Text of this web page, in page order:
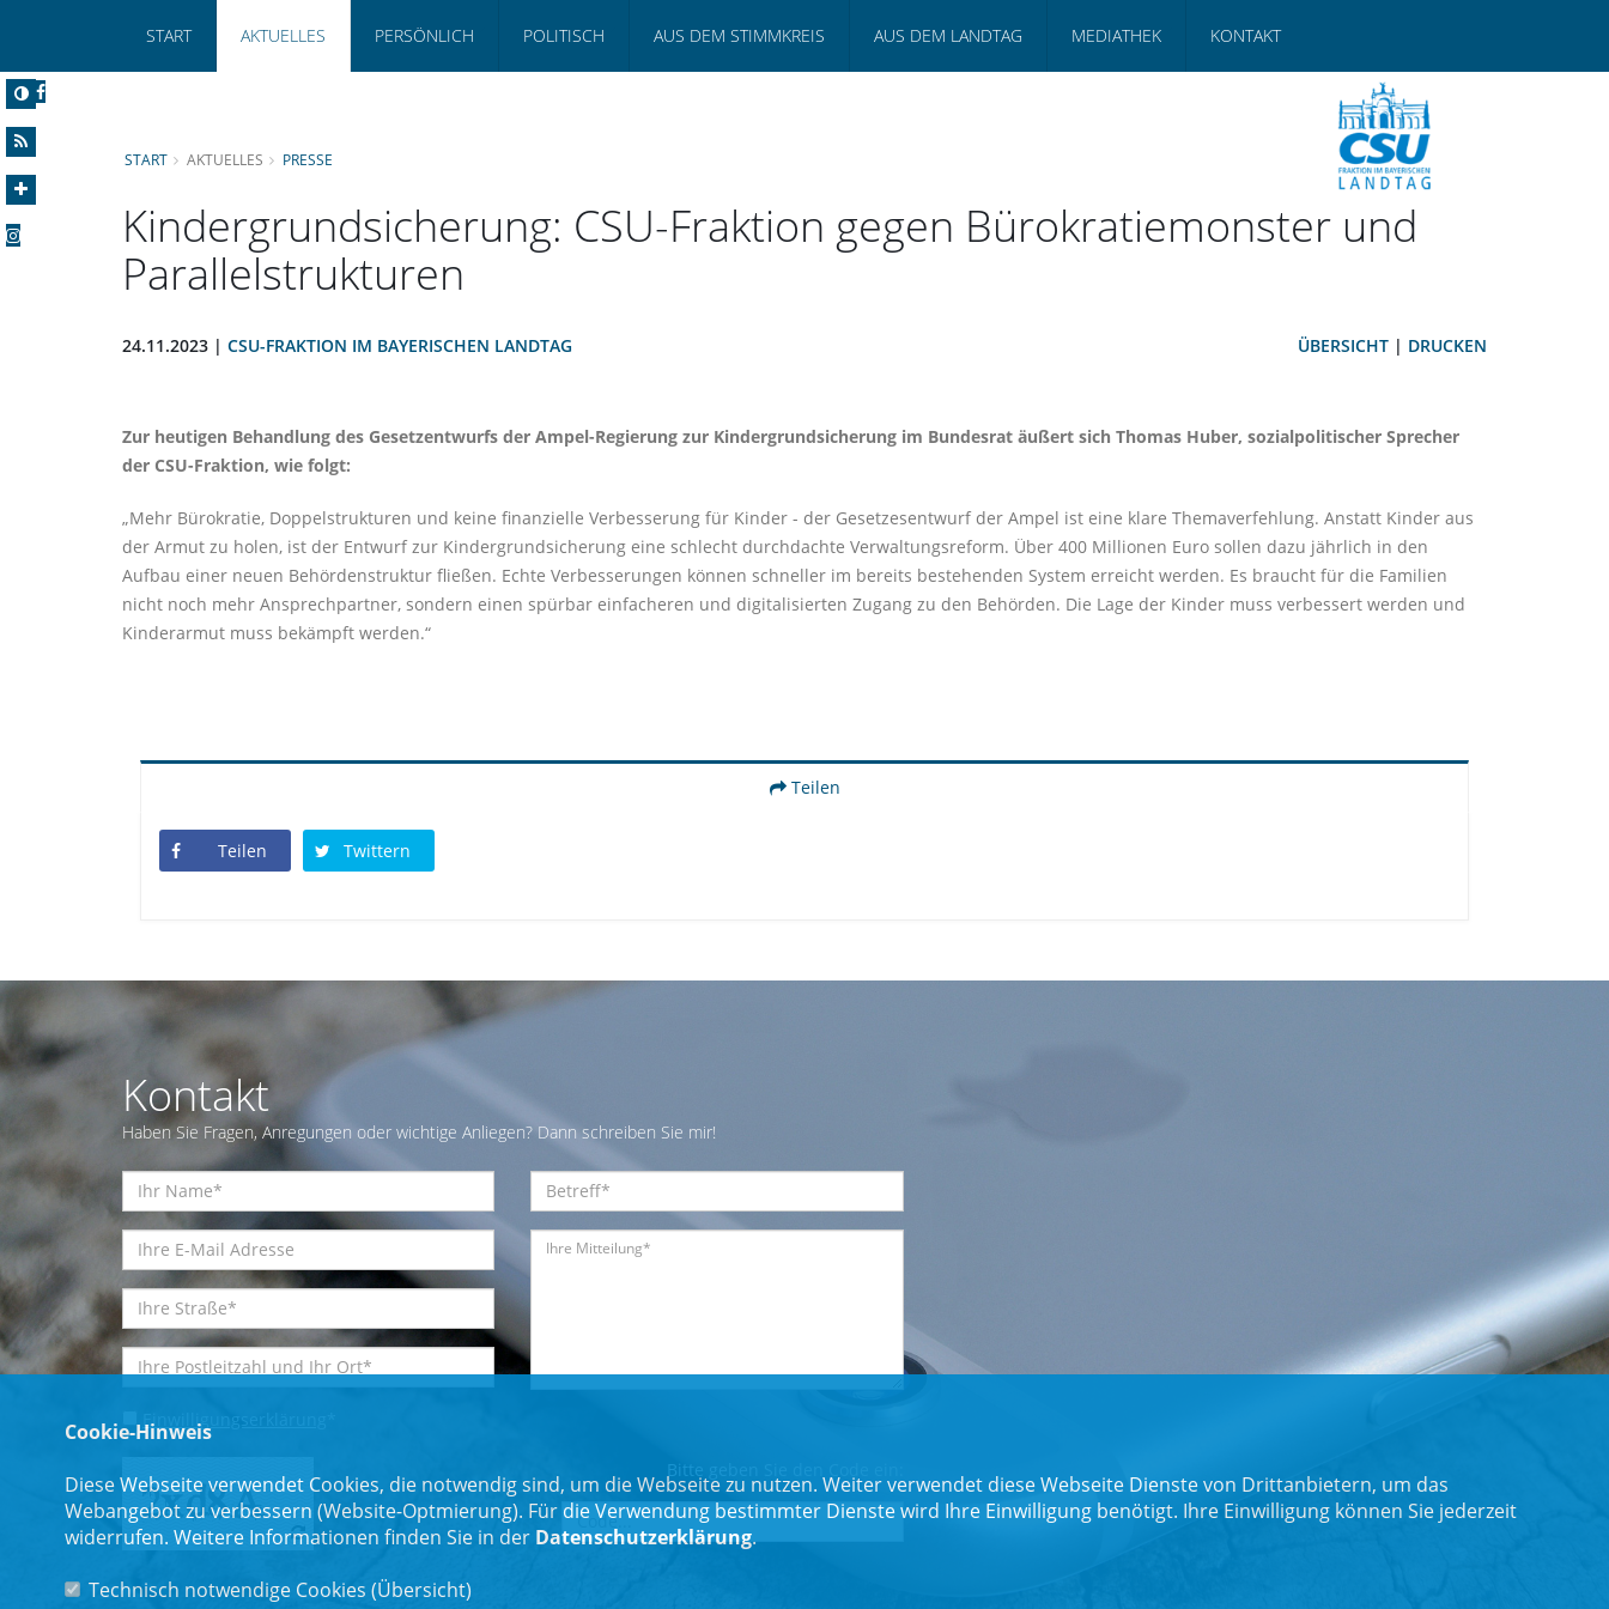
START AKTUELLES PERSÖNLICH POLITISCH AUS DEM STIMMKREIS AUS DEM LANDTAG MEDIATHEK KONTAKT
START AKTUELLES PRESSE
Kindergrundsicherung: CSU-Fraktion gegen Bürokratiemonster und
Parallelstrukturen
24.11.2023 | CSU-FRAKTION IM BAYERISCHEN LANDTAG ÜBERSICHT | DRUCKEN
Zur heutigen Behandlung des Gesetzentwurfs der Ampel-Regierung zur Kindergrundsicherung im Bundesrat äußert sich Thomas Huber, sozialpolitischer Sprecher
der CSU-Fraktion, wie folgt:
Mehr Bürokratie, Doppelstrukturen und keine finanzielle Verbesserung für Kinder - der Gesetzesentwurf der Ampel ist eine klare Themaverfehlung. Anstatt Kinder aus
der Armut zu holen, ist der Entwurf zur Kindergrundsicherung eine schlecht durchdachte Verwaltungsreform. Über 400 Millionen Euro sollen dazu jährlich in den
Aufbau einer neuen Behördenstruktur fließen. Echte Verbesserungen können schneller im bereits bestehenden System erreicht werden. Es braucht für die Familien
nicht noch mehr Ansprechpartner, sondern einen spürbar einfacheren und digitalisierten Zugang zu den Behörden. Die Lage der Kinder muss verbessert werden und
Kinderarmut muss bekämpft werden.“
Teilen
Teilen Twittern
Kontakt
Haben Sie Fragen, Anregungen oder wichtige Anliegen? Dann schreiben Sie mir!
Einwilligungserklärung
Bitte geben Sie den Code ein:
Cookie-Hinweis
Diese Webseite verwendet Cookies, die notwendig sind, um die Webseite zu nutzen. Weiter verwendet diese Webseite Dienste von Drittanbietern, um das
Webangebot zu verbessern (Website-Optmierung). Für die Verwendung bestimmter Dienste wird Ihre Einwilligung benötigt. Ihre Einwilligung können Sie jederzeit
widerrufen. Weitere Informationen finden Sie in der Datenschutzerklärung.
Technisch notwendige Cookies (Übersicht)